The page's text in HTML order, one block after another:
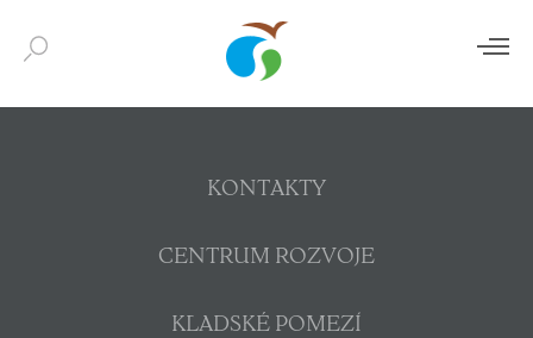
KONTAKTY
CENTRUM ROZVOJE
KLADSKÉ POMEZÍ